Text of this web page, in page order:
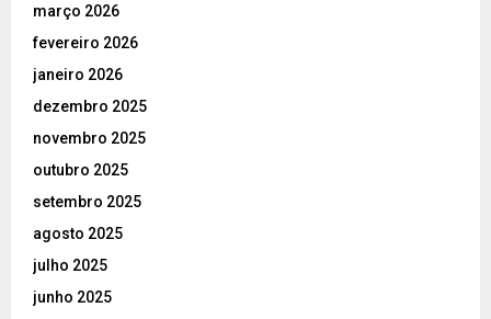
março 2026
fevereiro 2026
janeiro 2026
dezembro 2025
novembro 2025
outubro 2025
setembro 2025
agosto 2025
julho 2025
junho 2025